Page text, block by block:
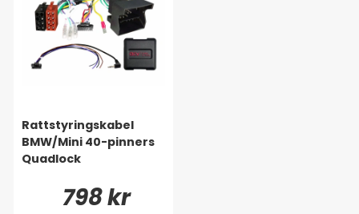
Rattstyringskabel
BMW/Mini 40-pinners
Quadlock
798 kr